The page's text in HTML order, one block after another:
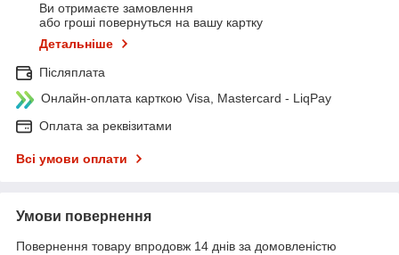
Ви отримаєте замовлення
або гроші повернуться на вашу картку
Детальніше
Післяплата
Онлайн-оплата карткою Visa, Mastercard - LiqPay
Оплата за реквізитами
Всі умови оплати
Умови повернення
Повернення товару впродовж 14 днів за домовленістю